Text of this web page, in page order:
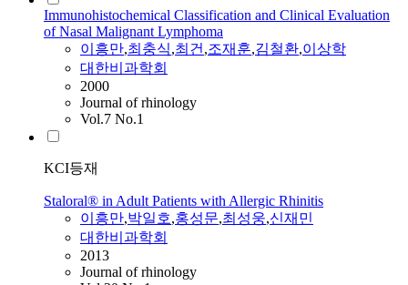
Immunohistochemical Classification and Clinical Evaluation
of Nasal Malignant Lymphoma
이흥만,최충식,최건,조재훈,김철환,이상학
대한비과학회
2000
Journal of rhinology
Vol.7 No.1
KCI등재
Staloral® in Adult Patients with Allergic Rhinitis
이흥만,박일호,홍성문,최성웅,신재민
대한비과학회
2013
Journal of rhinology